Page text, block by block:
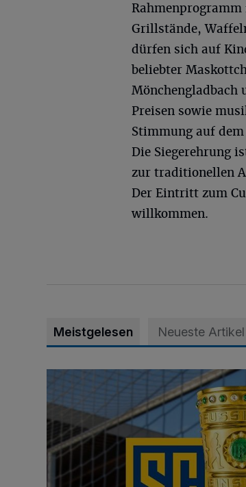
Grillstände,
dürfen sich auf
beliebter
Preisen sowie
Stimmung auf
Die Siegerehrung
zur traditionellen
Der Eintritt zum
willkommen.
Meistgelesen Neueste Artikel
Vorverkauf startet am 27. Juli -